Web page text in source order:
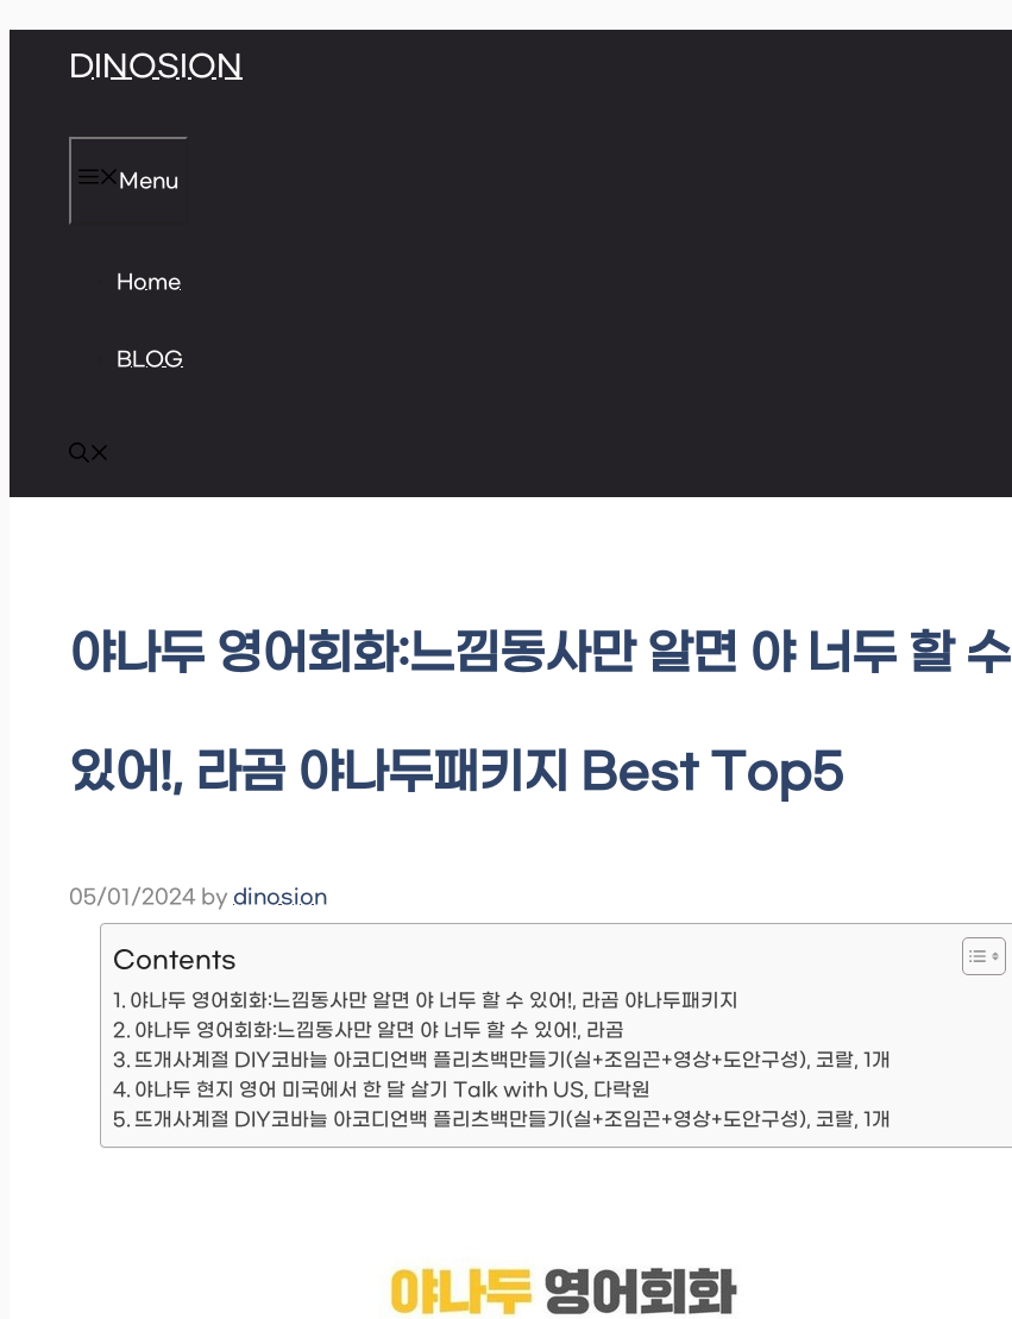
DINOSION
Menu
Home
BLOG
야나두 영어회화:느낌동사만 알면 야 너두 할 수
있어!, 라곰 야나두패키지 Best Top5
05/01/2024 by dinosion
Contents
야나두 영어회화:느낌동사만 알면 야 너두 할 수 있어!, 라곰 야나두패키지
야나두 영어회화:느낌동사만 알면 야 너두 할 수 있어!, 라곰
뜨개사계절 DIY코바늘 아코디언백 플리츠백만들기(실+조임끈+영상+도안구성), 코랄, 1개
야나두 현지 영어 미국에서 한 달 살기 Talk with US, 다락원
뜨개사계절 DIY코바늘 아코디언백 플리츠백만들기(실+조임끈+영상+도안구성), 코랄, 1개